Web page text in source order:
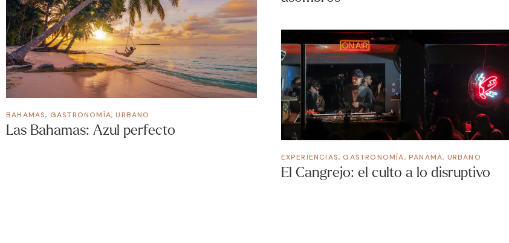
BAHAMAS, GASTRONOMÍA,URBANO
Las Bahamas: Azul perfecto
EXPERIENCIAS,GASTRONOMÍA,PANAMÁ, URBANO
El Cangrejo: el culto a lo disruptivo